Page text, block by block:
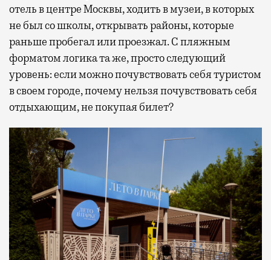
отель в центре Москвы, ходить в музеи, в которых
не был со школы, открывать районы, которые
раньше пробегал или проезжал. С пляжным
форматом логика та же, просто следующий
уровень: если можно почувствовать себя туристом
в своем городе, почему нельзя почувствовать себя
отдыхающим, не покупая билет?